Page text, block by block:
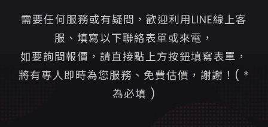
需要任何服務或有疑問，歡迎利用LINE線上客
服、填寫以下聯絡表單或來電，
如要詢問報價，請直接點上方按鈕填寫表單，
將有專人即時為您服務、免費估價，謝謝！( *
為必填 )